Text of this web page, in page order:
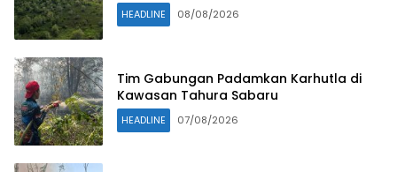
HEADLINE 08/08/2026
Tim Gabungan Padamkan Karhutla di
Kawasan Tahura Sabaru
HEADLINE 07/08/2026